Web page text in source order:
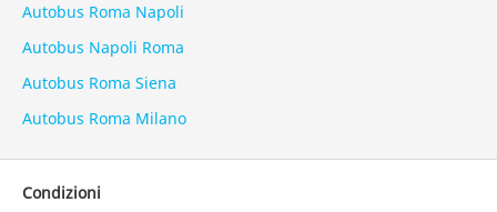
Autobus Roma Napoli
Autobus Napoli Roma
Autobus Roma Siena
Autobus Roma Milano
Condizioni